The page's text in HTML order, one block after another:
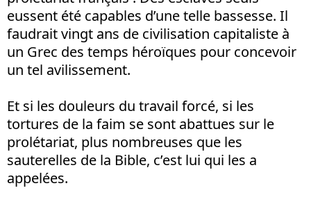
eussent été capables d’une telle bassesse. Il
faudrait vingt ans de civilisation capitaliste à
un Grec des temps héroïques pour concevoir
un tel avilissement.
Et si les douleurs du travail forcé, si les
tortures de la faim se sont abattues sur le
prolétariat, plus nombreuses que les
sauterelles de la Bible, c’est lui qui les a
appelées.